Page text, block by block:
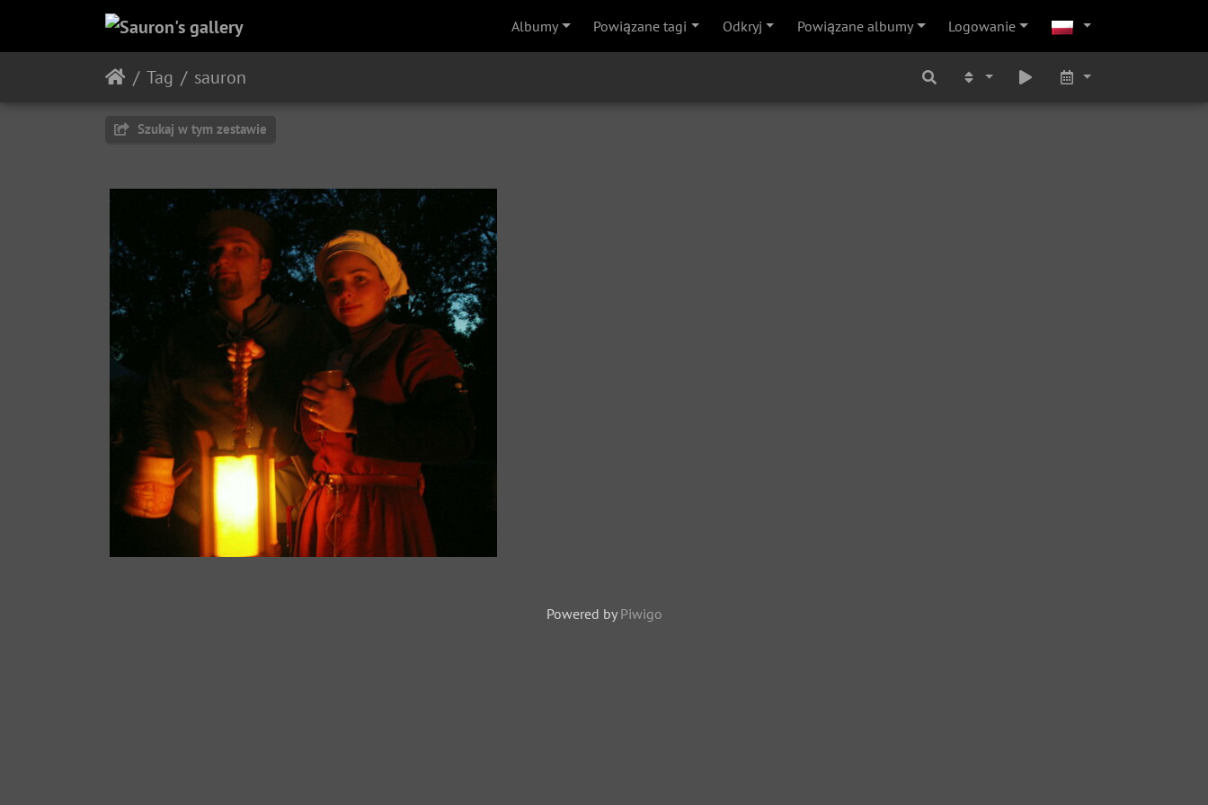
Albumy Powiązane tagi Odkryj Powiązane albumy Logowanie
Tag sauron
Szukaj w tym zestawie
Powered by Piwigo